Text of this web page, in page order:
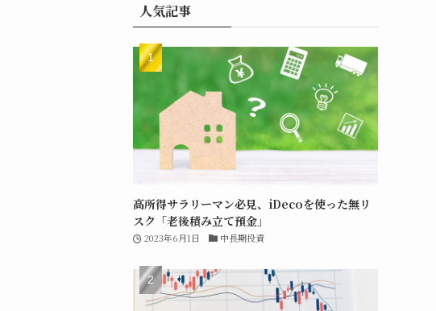
人気記事
高所得サラリーマン必見、iDecoを使った無リ
スク「老後積み立て預金」
2023年6月1日 中長期投資